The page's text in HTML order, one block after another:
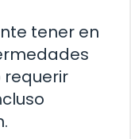
tener en
requerir